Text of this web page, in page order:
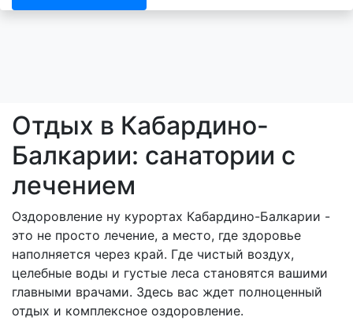
Отдых в Кабардино-
Балкарии: санатории с
лечением
Оздоровление ну курортах Кабардино-Балкарии -
это не просто лечение, а место, где здоровье
наполняется через край. Где чистый воздух,
целебные воды и густые леса становятся вашими
главными врачами. Здесь вас ждет полноценный
отдых и комплексное оздоровление.